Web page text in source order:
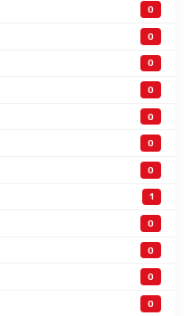
0
0
0
0
0
0
0
1
0
0
0
0